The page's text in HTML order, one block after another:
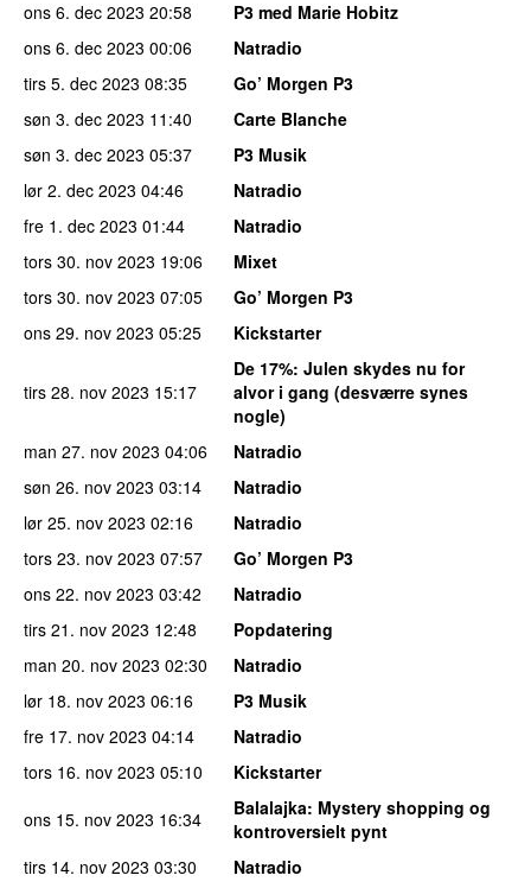
ons 6. dec 2023 20:58
P3 med Marie Hobitz
ons 6. dec 2023 00:06
Natradio
tirs 5. dec 2023 08:35
Go’ Morgen P3
søn 3. dec 2023 11:40
Carte Blanche
søn 3. dec 2023 05:37
P3 Musik
lør 2. dec 2023 04:46
Natradio
fre 1. dec 2023 01:44
Natradio
tors 30. nov 2023 19:06
Mixet
tors 30. nov 2023 07:05
Go’ Morgen P3
ons 29. nov 2023 05:25 Kickstarter
tirs 28. nov 2023 15:17
De 17%: Julen skydes nu for
alvor i gang (desværre synes
nogle)
man 27. nov 2023 04:06
Natradio
søn 26. nov 2023 03:14
Natradio
lør 25. nov 2023 02:16
Natradio
tors 23. nov 2023 07:57
Go’ Morgen P3
ons 22. nov 2023 03:42
Natradio
tirs 21. nov 2023 12:48
Popdatering
man 20. nov 2023 02:30
Natradio
lør 18. nov 2023 06:16
P3 Musik
fre 17. nov 2023 04:14
Natradio
tors 16. nov 2023 05:10
Kickstarter
ons 15. nov 2023 16:34 Balalajka: Mystery shopping og
kontroversielt pynt
tirs 14. nov 2023 03:30
Natradio